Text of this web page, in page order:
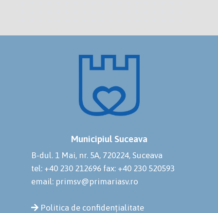
Municipiul Suceava
B-dul. 1 Mai, nr. 5A, 720224, Suceava
tel: +40 230 212696 fax: +40 230 520593
email: primsv@primariasv.ro
Politica de confidențialitate